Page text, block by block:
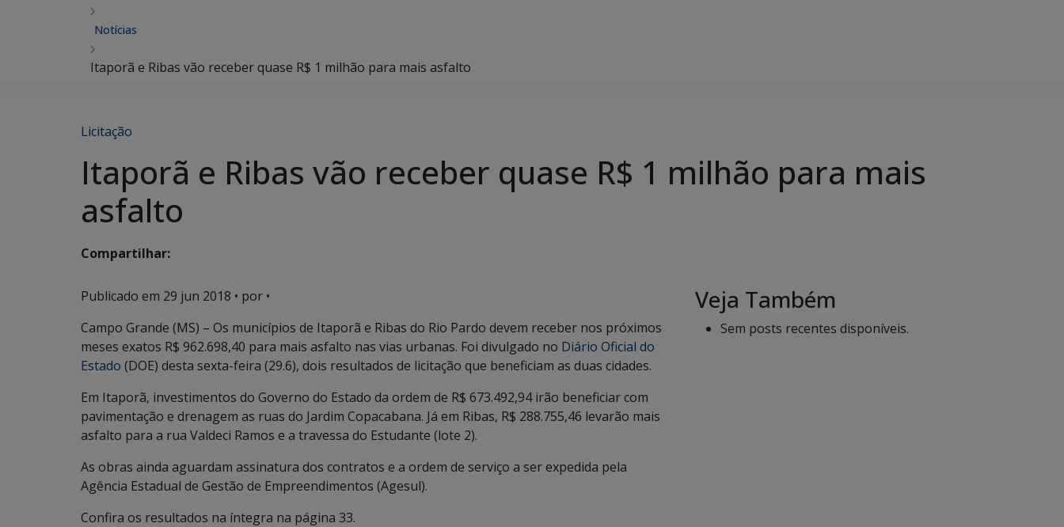
Notícias
Itaporã e Ribas vão receber quase R$ 1 milhão para mais asfalto
Licitação
Itaporã e Ribas vão receber quase R$ 1 milhão para mais
asfalto
Compartilhar:
Publicado em 29 jun 2018 • por •
Campo Grande (MS) – Os municípios de Itaporã e Ribas do Rio Pardo devem receber nos próximos
meses exatos R$ 962.698,40 para mais asfalto nas vias urbanas. Foi divulgado no Diário Oficial do
Estado (DOE) desta sexta-feira (29.6), dois resultados de licitação que beneficiam as duas cidades.
Em Itaporã, investimentos do Governo do Estado da ordem de R$ 673.492,94 irão beneficiar com
pavimentação e drenagem as ruas do Jardim Copacabana. Já em Ribas, R$ 288.755,46 levarão mais
asfalto para a rua Valdeci Ramos e a travessa do Estudante (lote 2).
As obras ainda aguardam assinatura dos contratos e a ordem de serviço a ser expedida pela
Agência Estadual de Gestão de Empreendimentos (Agesul).
Confira os resultados na íntegra na página 33.
Veja Também
Sem posts recentes disponíveis.